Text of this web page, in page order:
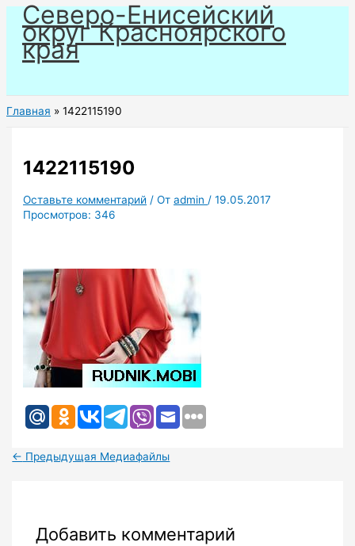
Перейти
содержимому
Северо-Енисейский
округ Красноярского
края
Главная 1422115190
1422115190
Оставьте комментарий / Отadmin /19.05.2017
Просмотров: 346
← Предыдущая Медиафайлы
Добавить комментарий